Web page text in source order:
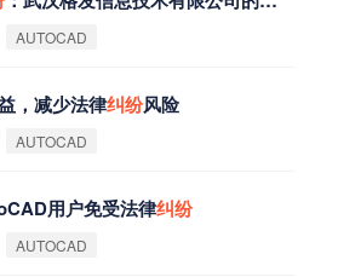
AUTOCAD
，减少法律纠纷风险
AUTOCAD
用户免受法律纠纷
AUTOCAD